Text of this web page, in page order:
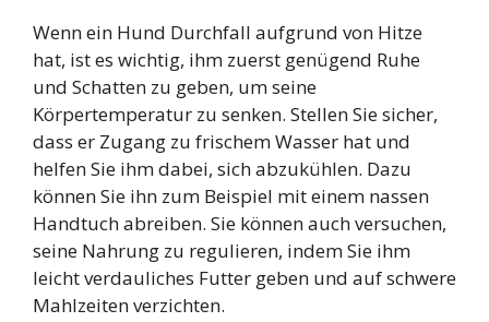
Wenn ein Hund Durchfall aufgrund von Hitze
hat, ist es wichtig, ihm zuerst genügend Ruhe
und Schatten zu geben, um seine
Körpertemperatur zu senken. Stellen Sie sicher,
dass er Zugang zu frischem Wasser hat und
helfen Sie ihm dabei, sich abzukühlen. Dazu
können Sie ihn zum Beispiel mit einem nassen
Handtuch abreiben. Sie können auch versuchen,
seine Nahrung zu regulieren, indem Sie ihm
leicht verdauliches Futter geben und auf schwere
Mahlzeiten verzichten.